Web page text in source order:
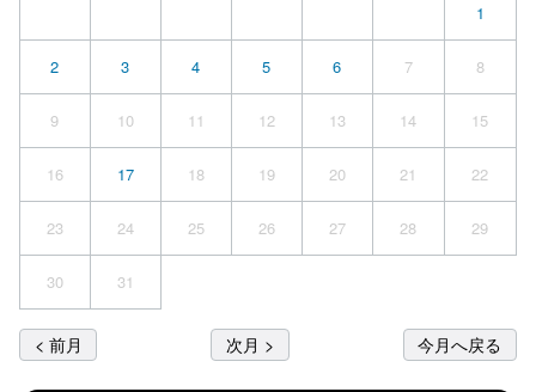
1
2 3 4 5 6 7 8
9 10 11 12 13 14 15
16 17 18 19 20 21 22
23 24 25 26 27 28 29
30 31
< 前月 次月 > 今月へ戻る